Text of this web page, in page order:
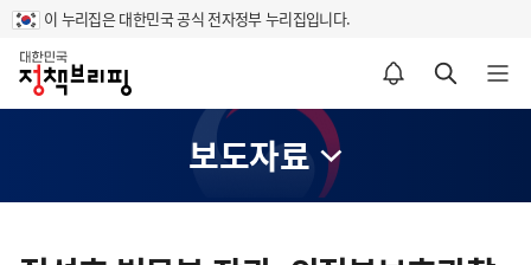
이 누리집은 대한민국 공식 전자정부 누리집입니다.
홈
알림설정 바로가기 검색 바로가기 메뉴 열기
보도자료
텐